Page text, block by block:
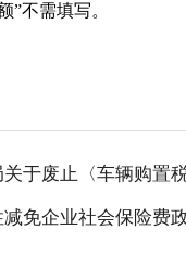
”不需填写。
于废止〈车辆购置
免企业社会保险费